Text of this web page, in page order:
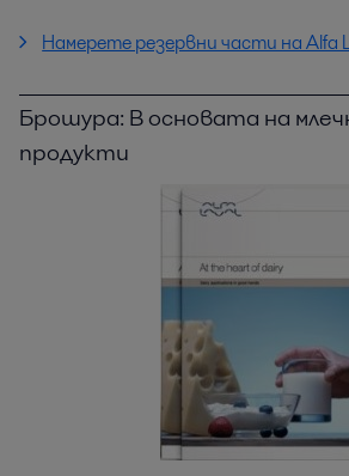
Намерете резервни части на Alfa
Брошура: В основата на
продукти